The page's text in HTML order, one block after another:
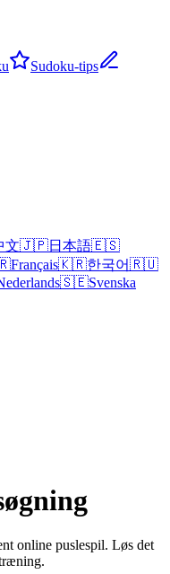
Sudoku-tips
文🇯🇵日本語🇪🇸
Français🇰🇷한국어🇷🇺
🇸🇪Svenska
online puslespil. Løs det